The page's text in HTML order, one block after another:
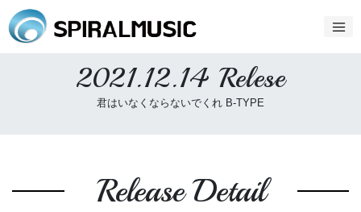
2021.12.14 Relese
君はいなくならないでくれ B-TYPE
Release Detail